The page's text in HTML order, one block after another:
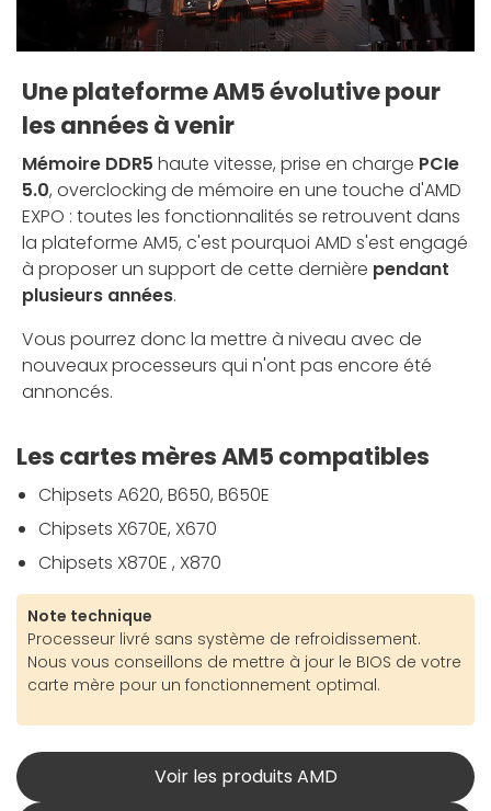
Une plateforme AM5 évolutive pour
les années à venir
Mémoire DDR5 haute vitesse, prise en charge PCIe
5.0, overclocking de mémoire en une touche d'AMD
EXPO : toutes les fonctionnalités se retrouvent dans
la plateforme AM5, c'est pourquoi AMD s'est engagé
à proposer un support de cette dernière pendant
plusieurs années.
Vous pourrez donc la mettre à niveau avec de
nouveaux processeurs qui n'ont pas encore été
annoncés.
Les cartes mères AM5 compatibles
Chipsets A620, B650, B650E
Chipsets X670E, X670
Chipsets X870E , X870
Note technique
Processeur livré sans système de refroidissement.
Nous vous conseillons de mettre à jour le BIOS de votre
carte mère pour un fonctionnement optimal.
Voir les produits AMD